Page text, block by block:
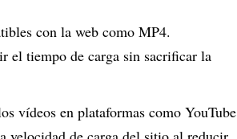
con la web como MP4.
el tiempo de carga sin sacrificar la
vídeos en plataformas como YouTube